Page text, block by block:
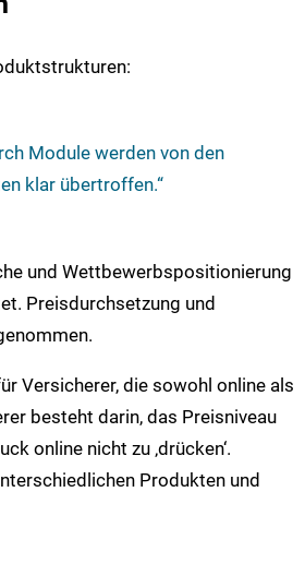
Module werden von den
klar übertroffen.“
und Wettbewerbspositionierung
Preisdurchsetzung und
Versicherer, die sowohl online als
besteht darin, das Preisniveau
online nicht zu ‚drücken‘.
Produkten und